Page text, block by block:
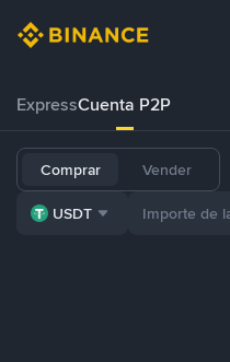
ExpressCuenta P2P
Comprar Vender
USDT